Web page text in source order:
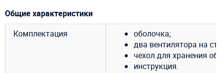
Общие характеристики
Комплектация
оболочка;
два вентилятора на
чехол для хранения
инструкция.